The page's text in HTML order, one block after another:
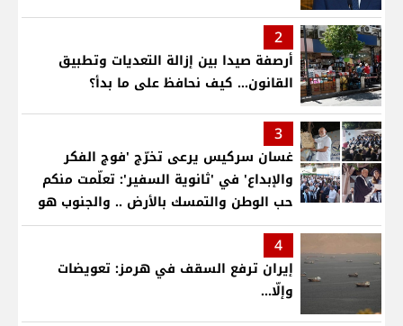
2
أرصفة صيدا بين إزالة التعديات وتطبيق
القانون... كيف نحافظ على ما بدأ؟
3
غسان سركيس يرعى تخرّج 'فوج الفكر
والإبداع' في 'ثانوية السفير': تعلّمت منكم
حب الوطن والتمسك بالأرض .. والجنوب هو
عزة وكرامة لبنان
4
إيران ترفع السقف في هرمز: تعويضات
وإلّا...